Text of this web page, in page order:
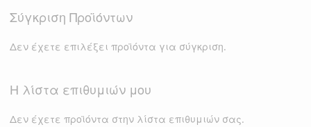
Σύγκριση Προϊόντων
Δεν έχετε επιλέξει προϊόντα για σύγκριση.
Η λίστα επιθυμιών μου
Δεν έχετε προϊόντα στην λίστα επιθυμιών σας.